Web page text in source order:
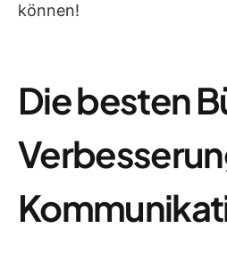
können!
Die besten